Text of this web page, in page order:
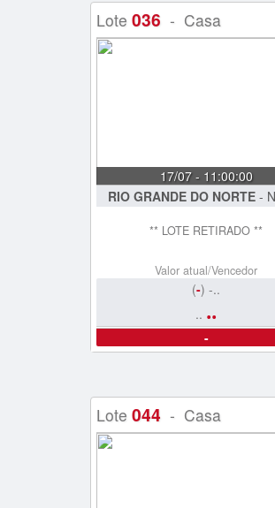
Lote 036 - Casa
17/07 - 11:00:00
RIO GRANDE DO NORTE-
** LOTE RETIRADO **
Valor atual/Vencedor
(-) -..
.. ..
-
Lote 044 - Casa